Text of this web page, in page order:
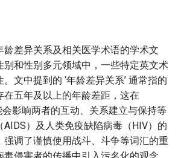
龄差异关系及相关医学术语的学术文
别和性别多元领域中，一些特定英文术
文中提到的 ‘年龄差异关系’ 通常指的
在五年及以上的年龄差距，这在
会影响两者的互动、关系建立与保持等
）及人类免疫缺陷病毒（HIV）的
强调了谨慎使用战斗、斗争等词汇的重